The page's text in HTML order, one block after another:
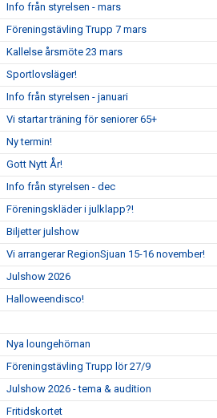
Info från styrelsen - mars
Föreningstävling Trupp 7 mars
Kallelse årsmöte 23 mars
Sportlovsläger!
Info från styrelsen - januari
Vi startar träning för seniorer 65+
Ny termin!
Gott Nytt År!
Info från styrelsen - dec
Föreningskläder i julklapp?!
Biljetter julshow
Vi arrangerar RegionSjuan 15-16 november!
Julshow 2026
Halloweendisco!
Nya loungehörnan
Föreningstävling Trupp lör 27/9
Julshow 2026 - tema & audition
Fritidskortet